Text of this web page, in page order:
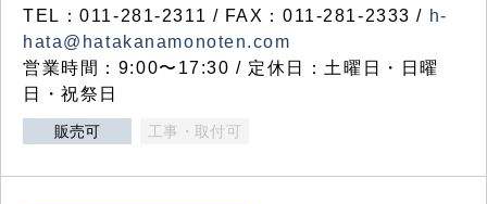
TEL：011-281-2311 / FAX：011-281-2333 / h-
hata@hatakanamonoten.com
営業時間：9:00〜17:30 / 定休日：土曜日・日曜
日・祝祭日
販売可 工事・取付可